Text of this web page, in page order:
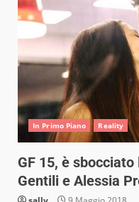
In Primo Piano Reality
GF 15, è
Gentili e Alessia